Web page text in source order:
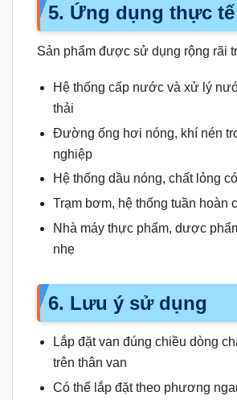
5. Ứng dụng thực tế
Sản phẩm được sử dụng rộng rãi
Hệ thống cấp nước và xử lý
thải
Đường ống hơi nóng, khí nén
nghiệp
Hệ thống dầu nóng, chất lỏng
Trạm bơm, hệ thống tuần hoàn
Nhà máy thực phẩm, dược
nhẹ
6. Lưu ý sử dụng
Lắp đặt van đúng chiều dòng
trên thân van
Có thể lắp đặt theo phương